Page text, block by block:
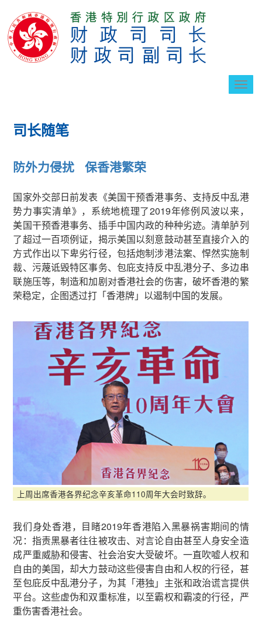
切
司长随笔
防外力侵扰 保香港繁荣
国家外交部日前发表《美国干预香港事务、支持反中乱港
势力事实清单》，系统地梳理了2019年修例风波以来，
美国干预香港事务、插手中国内政的种种劣迹。清单胪列
了超过一百项例证，揭示美国以刻意鼓动甚至直接介入的
方式作出以下卑劣行径，包括炮制涉港法案、悍然实施制
裁、污蔑诋毁特区事务、包庇支持反中乱港分子、多边串
联施压等，制造和加剧对香港社会的伤害，破坏香港的繁
荣稳定，企图透过打「香港牌」以遏制中国的发展。
上周出席香港各界纪念辛亥革命110周年大会时致辞。
我们身处香港，目睹2019年香港陷入黑暴祸害期间的情
况：指责黑暴者往往被攻击、对言论自由甚至人身安全造
成严重威胁和侵害、社会治安大受破坏。一直吹嘘人权和
自由的美国，却大力鼓动这些侵害自由和人权的行径，甚
至包庇反中乱港分子，为其「港独」主张和政治谎言提供
平台。这些虚伪和双重标准，以至霸权和霸凌的行径，严
重伤害香港社会。